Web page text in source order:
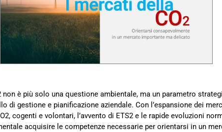
non è più solo una questione ambientale, ma un parametro
di gestione e pianificazione aziendale. Con l’espansione dei
cogenti e volontari, l’avvento di ETS2 e le rapide evoluzioni
acquisire le competenze necessarie per orientarsi in un